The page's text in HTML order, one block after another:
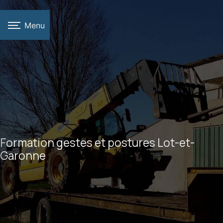
Menu
Formation gestes et postures Lot-et-
Garonne
Panneau de gestion des cookies